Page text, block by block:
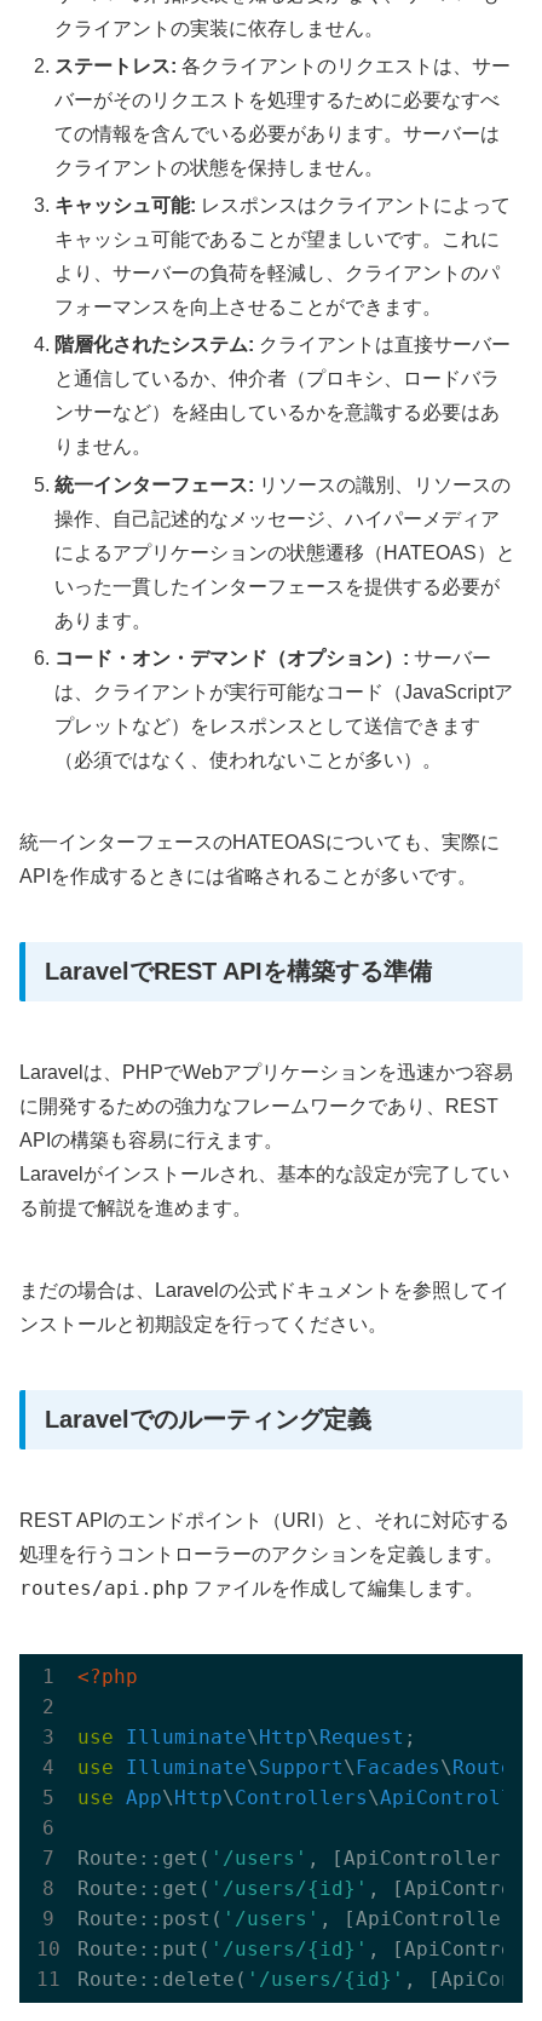
クライアントの実装に依存しません。
ステートレス: 各クライアントのリクエストは、サー
バーがそのリクエストを処理するために必要なすべ
ての情報を含んでいる必要があります。サーバーは
クライアントの状態を保持しません。
キャッシュ可能: レスポンスはクライアントによって
キャッシュ可能であることが望ましいです。これに
より、サーバーの負荷を軽減し、クライアントのパ
フォーマンスを向上させることができます。
階層化されたシステム: クライアントは直接サーバー
と通信しているか、仲介者（プロキシ、ロードバラ
ンサーなど）を経由しているかを意識する必要はあ
りません。
統一インターフェース: リソースの識別、リソースの
操作、自己記述的なメッセージ、ハイパーメディア
によるアプリケーションの状態遷移（HATEOAS）と
いった一貫したインターフェースを提供する必要が
あります。
コード・オン・デマンド（オプション）: サーバー
は、クライアントが実行可能なコード（JavaScriptア
プレットなど）をレスポンスとして送信できます
（必須ではなく、使われないことが多い）。
統一インターフェースのHATEOASについても、実際に
APIを作成するときには省略されることが多いです。
LaravelでREST APIを構築する準備
Laravelは、PHPでWebアプリケーションを迅速かつ容易
に開発するための強力なフレームワークであり、REST
APIの構築も容易に行えます。
Laravelがインストールされ、基本的な設定が完了してい
る前提で解説を進めます。
まだの場合は、Laravelの公式ドキュメントを参照してイ
ンストールと初期設定を行ってください。
Laravelでのルーティング定義
REST APIのエンドポイント（URI）と、それに対応する
処理を行うコントローラーのアクションを定義します。
routes/api.php ファイルを作成して編集します。
<?php
use Illuminate\ Http\ Request
use
Illuminate\Support\ Facades\ Route
use App\ Http\Controllers\ApiController
Route::get( '/users' ,
Route::get( '/users/{id}' ,
Route::post( '/users' ,
Route::put( '/users/{id}' ,
Route::delete( '/users/{id}' ,